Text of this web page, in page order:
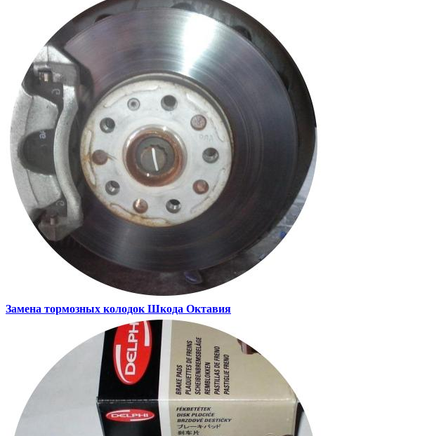
Замена тормозных колодок Шкода Октавия